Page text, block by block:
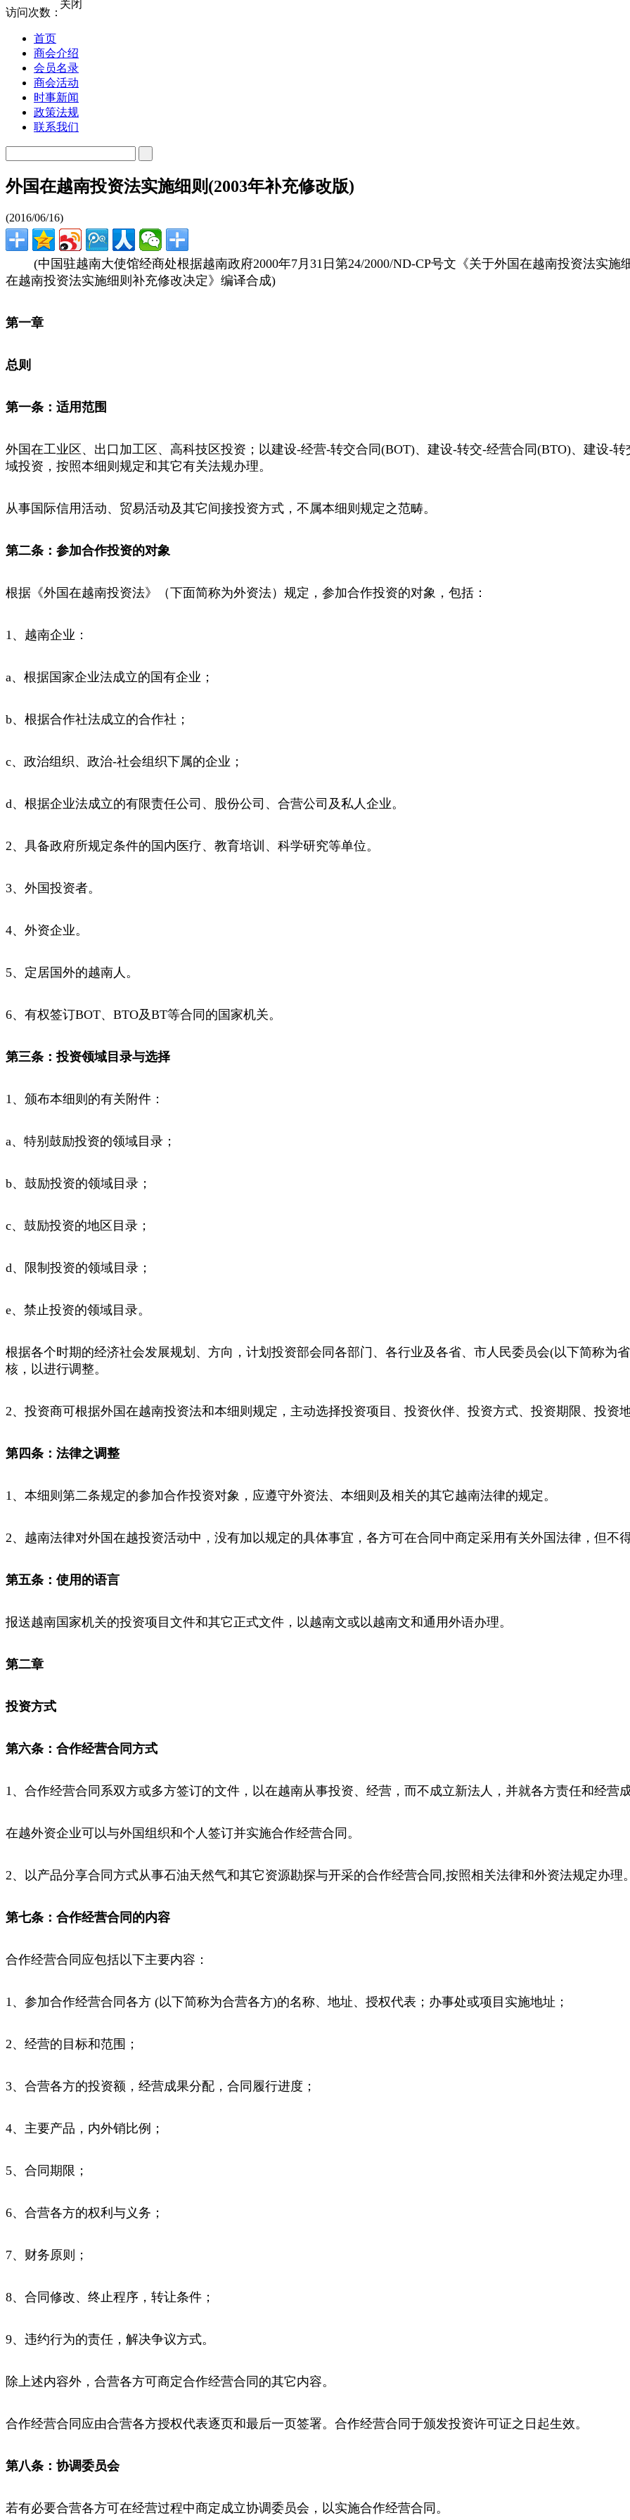
访问次数：
首页
商会介绍
会员名录
商会活动
时事新闻
政策法规
联系我们
外国在越南投资法实施细则(2003年补充修改版)
(2016/06/16)
(中国驻越南大使馆经商处根据越南政府2000年7月31日第24/2000/ND-CP号文《关于外国在越南投资法实施
在越南投资法实施细则补充修改决定》编译合成)
第一章
总则
第一条：适用范围
外国在工业区、出口加工区、高科技区投资；以建设-经营-转交合同(BOT)、建设-转交-经营合同(BTO)、建设-
域投资，按照本细则规定和其它有关法规办理。
从事国际信用活动、贸易活动及其它间接投资方式，不属本细则规定之范畴。
第二条：参加合作投资的对象
根据《外国在越南投资法》（下面简称为外资法）规定，参加合作投资的对象，包括：
1、越南企业：
a、根据国家企业法成立的国有企业；
b、根据合作社法成立的合作社；
c、政治组织、政治-社会组织下属的企业；
d、根据企业法成立的有限责任公司、股份公司、合营公司及私人企业。
2、具备政府所规定条件的国内医疗、教育培训、科学研究等单位。
3、外国投资者。
4、外资企业。
5、定居国外的越南人。
6、有权签订BOT、BTO及BT等合同的国家机关。
第三条：投资领域目录与选择
1、颁布本细则的有关附件：
a、特别鼓励投资的领域目录；
b、鼓励投资的领域目录；
c、鼓励投资的地区目录；
d、限制投资的领域目录；
e、禁止投资的领域目录。
根据各个时期的经济社会发展规划、方向，计划投资部会同各部门、各行业及各省、市人民委员会(以下简称为
核，以进行调整。
2、投资商可根据外国在越南投资法和本细则规定，主动选择投资项目、投资伙伴、投资方式、投资期限、投资
第四条：法律之调整
1、本细则第二条规定的参加合作投资对象，应遵守外资法、本细则及相关的其它越南法律的规定。
2、越南法律对外国在越投资活动中，没有加以规定的具体事宜，各方可在合同中商定采用有关外国法律，但不
第五条：使用的语言
报送越南国家机关的投资项目文件和其它正式文件，以越南文或以越南文和通用外语办理。
第二章
投资方式
第六条：合作经营合同方式
1、合作经营合同系双方或多方签订的文件，以在越南从事投资、经营，而不成立新法人，并就各方责任和经营
在越外资企业可以与外国组织和个人签订并实施合作经营合同。
2、以产品分享合同方式从事石油天然气和其它资源勘探与开采的合作经营合同,按照相关法律和外资法规定办理。
第七条：合作经营合同的内容
合作经营合同应包括以下主要内容：
1、参加合作经营合同各方 (以下简称为合营各方)的名称、地址、授权代表；办事处或项目实施地址；
2、经营的目标和范围；
3、合营各方的投资额，经营成果分配，合同履行进度；
4、主要产品，内外销比例；
5、合同期限；
6、合营各方的权利与义务；
7、财务原则；
8、合同修改、终止程序，转让条件；
9、违约行为的责任，解决争议方式。
除上述内容外，合营各方可商定合作经营合同的其它内容。
合作经营合同应由合营各方授权代表逐页和最后一页签署。合作经营合同于颁发投资许可证之日起生效。
第八条：协调委员会
若有必要合营各方可在经营过程中商定成立协调委员会，以实施合作经营合同。
关闭